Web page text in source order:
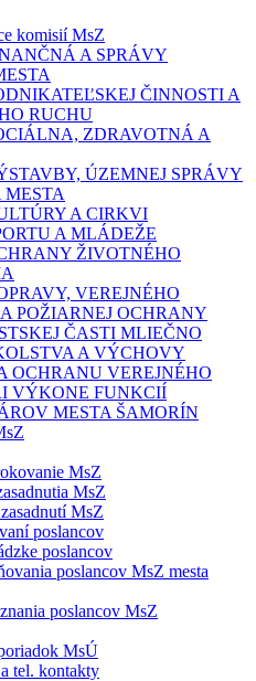
komisií MsZ
A SPRÁVY
ČINNOSTI A
RUCHU
ZDRAVOTNÁ A
ÚZEMNEJ SPRÁVY
MESTA
A CIRKVI
A MLÁDEŽE
ŽIVOTNÉHO
VEREJNÉHO
POŽIARNEJ OCHRANY
ČASTI MLIEČNO
A VÝCHOVY
OCHRANU VEREJNÉHO
VÝKONE FUNKCIÍ
MESTA ŠAMORÍN
MsZ
MsZ
MsZ
poslancov
poslancov
poslancov MsZ mesta
poslancov MsZ
MsÚ
tel. kontakty